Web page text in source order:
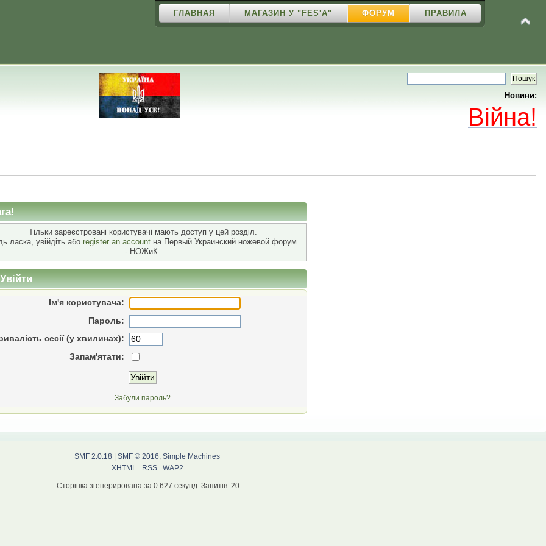
ГЛАВНАЯ МАГАЗИН У "FES'A" ФОРУМ ПРАВИЛА
Новини:
Війна!
Тільки зареєстровані користувачі мають доступ у цей розділ.
ласка, увійдіть або register an account на Первый Украинский ножевой форум
- НОЖиК.
Ім'я користувача:
Пароль:
сесії (у хвилинах):
Запам'ятати:
Забули пароль?
SMF 2.0.18 SMF © 2016 Simple Machines
XHTML
RSS WAP2
Сторінка згенерирована за 0.627 секунд. Запитів: 20.